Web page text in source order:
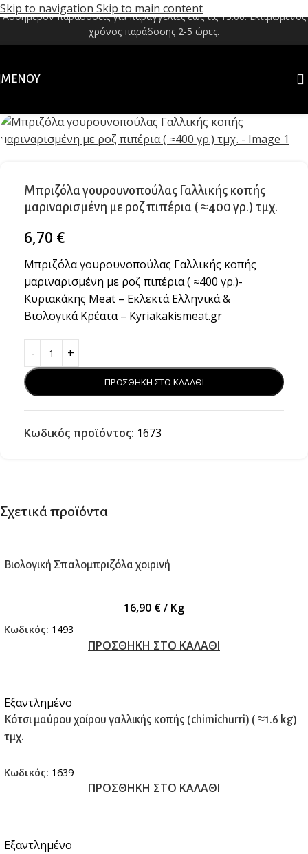
Skip to navigation Skip to main content
Αυθημερόν παραδόσεις για παραγγελίες έως τις 13:00. Εκτιμώμενος
χρόνος παράδοσης 2-5 ώρες.
ΜΕΝΟΎ
Μπριζόλα γουρουνοπούλας Γαλλικής κοπής
μαριναρισμένη με ροζ πιπέρια ( ≈400 γρ.) τμχ.
6,70 €
Μπριζόλα γουρουνοπούλας Γαλλικής κοπής
μαριναρισμένη με ροζ πιπέρια ( ≈400 γρ.)-
Κυριακάκης Meat – Εκλεκτά Ελληνικά &
Βιολογικά Κρέατα – Kyriakakismeat.gr
ΠΡΟΣΘΗΚΗ ΣΤΟ ΚΑΛΑΘΙ
Κωδικός προϊόντος: 1673
Σχετικά προϊόντα
Βιολογική Σπαλομπριζόλα χοιρινή
16,90 €/ Kg
Κωδικός: 1493
ΠΡΟΣΘΗΚΗ ΣΤΟ ΚΑΛΑΘΙ
Εξαντλημένο
Κότσι μαύρου χοίρου γαλλικής κοπής (chimichurri) ( ≈1.6 kg)
τμχ.
Κωδικός: 1639
ΠΡΟΣΘΗΚΗ ΣΤΟ ΚΑΛΑΘΙ
Εξαντλημένο